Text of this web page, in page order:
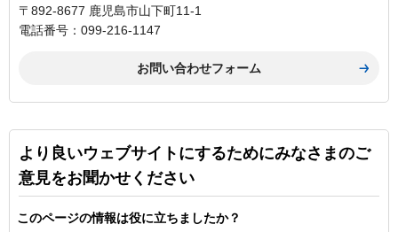
〒892-8677 鹿児島市山下町11-1
電話番号：099-216-1147
より良いウェブサイトにするためにみなさまのご
意見をお聞かせください
このページの情報は役に立ちましたか？